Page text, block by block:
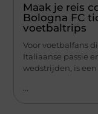
Maak je reis
Bologna FC
voetbaltrips
Voor voetbalfans
Italiaanse passie
wedstrijden, is